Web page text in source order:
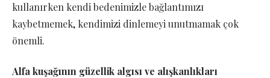
kullanırken kendi bedenimizle bağlantımızı
kaybetmemek, kendimizi dinlemeyi unutmamak çok
önemli.
Alfa kuşağının güzellik algısı ve alışkanlıkları